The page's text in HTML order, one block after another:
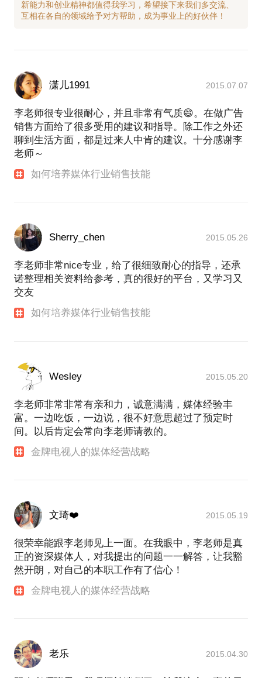
新能力和创业精神都值得我学习，希望接下来我们多交流、
潇儿1991 2015.07.07
李老师很专业很耐心，并且非常有气质😄。在做广告
销售方面给了很多受用的建议和指导。除工作之外还
聊到生活方面，都是过来人中肯的建议。十分感谢李
老师～
如何培养媒体行业销售技能
Sherry_chen 2015.05.26
李老师非常nice专业，给了很细致耐心的指导，还承
诺整理相关资料给参考，真的很好的平台，又学习又
交友
如何培养媒体行业销售技能
Wesley 2015.05.20
李老师非常非常有亲和力，诚意满满，媒体经验丰
富。一边吃饭，一边说，很不好意思超过了预定时
间。以后肯定会常向李老师请教的。
金牌电视人的媒体经营战略
文琦❤️ 2015.05.19
很荣幸能跟李老师见上一面。在我眼中，李老师是真
正的资深媒体人，对我提出的问题一一解答，让我豁
然开朗，对自己的本职工作有了信心！
金牌电视人的媒体经营战略
老乐 2015.04.30